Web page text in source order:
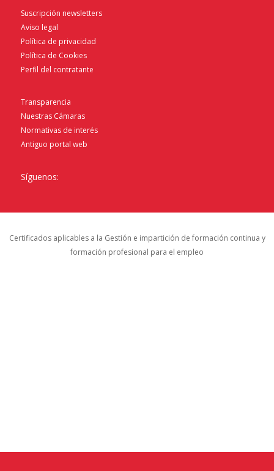
Suscripción newsletters
Aviso legal
Política de privacidad
Política de Cookies
Perfil del contratante
Transparencia
Nuestras Cámaras
Normativas de interés
Antiguo portal web
Síguenos:
Certificados aplicables a la Gestión e impartición de formación continua y
formación profesional para el empleo